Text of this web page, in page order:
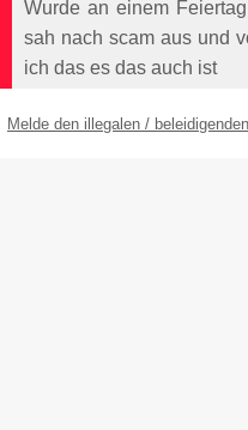
Wurde an einem
sah nach scam aus und
ich das es das auch ist
Melde den illegalen /